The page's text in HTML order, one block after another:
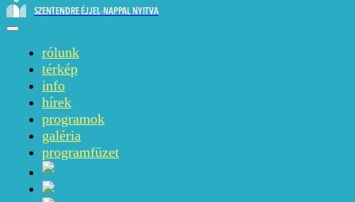
SZENTENDRE ÉJJEL-NAPPAL NYITVA
rólunk
térkép
info
hírek
programok
galéria
programfüzet